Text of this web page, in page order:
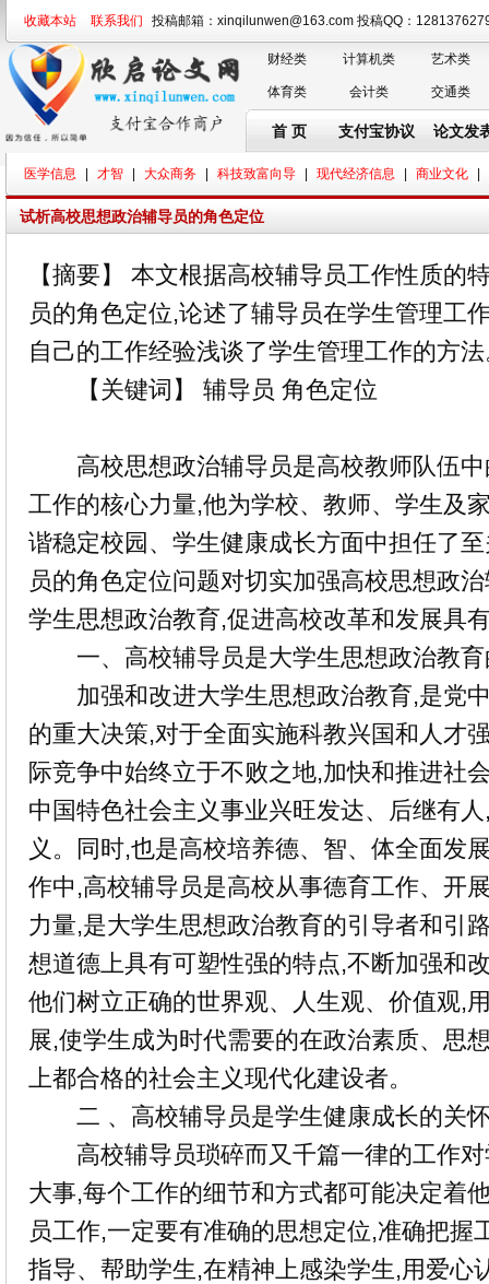
收藏本站 联系我们 投稿邮箱：xinqilunwen@163.com 投稿QQ：
财经类 计算机类 艺术类
体育类 会计类 交通类
首 页 支付宝协议 论文发
医学信息 才智 大众商务 科技致富向导 现代经济信息 商业文化
试析高校思想政治辅导员的角色定位
【摘要】 本文根据高校辅导员工作性质的
员的角色定位,论述了辅导员在学生管理工
自己的工作经验浅谈了学生管理工作的方
【关键词】 辅导员 角色定位
高校思想政治辅导员是高校教师队伍中
工作的核心力量,他为学校、教师、学生及
谐稳定校园、学生健康成长方面中担任了
员的角色定位问题对切实加强高校思想政
学生思想政治教育,促进高校改革和发展具
一、高校辅导员是大学生思想政治教育
加强和改进大学生思想政治教育,是党
的重大决策,对于全面实施科教兴国和人才
际竞争中始终立于不败之地,加快和推进社
中国特色社会主义事业兴旺发达、后继有
义。同时,也是高校培养德、智、体全面发
作中,高校辅导员是高校从事德育工作、开
力量,是大学生思想政治教育的引导者和引
想道德上具有可塑性强的特点,不断加强和
他们树立正确的世界观、人生观、价值观,
展,使学生成为时代需要的在政治素质、思
上都合格的社会主义现代化建设者。
二 、高校辅导员是学生健康成长的关
高校辅导员琐碎而又千篇一律的工作对
大事,每个工作的细节和方式都可能决定着
员工作,一定要有准确的思想定位,准确把握
指导、帮助学生,在精神上感染学生,用爱心